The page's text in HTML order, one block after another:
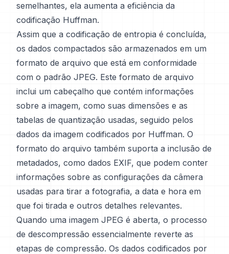
semelhantes, ela aumenta a eficiência da
codificação Huffman.
Assim que a codificação de entropia é concluída,
os dados compactados são armazenados em um
formato de arquivo que está em conformidade
com o padrão JPEG. Este formato de arquivo
inclui um cabeçalho que contém informações
sobre a imagem, como suas dimensões e as
tabelas de quantização usadas, seguido pelos
dados da imagem codificados por Huffman. O
formato do arquivo também suporta a inclusão de
metadados, como dados EXIF, que podem conter
informações sobre as configurações da câmera
usadas para tirar a fotografia, a data e hora em
que foi tirada e outros detalhes relevantes.
Quando uma imagem JPEG é aberta, o processo
de descompressão essencialmente reverte as
etapas de compressão. Os dados codificados por